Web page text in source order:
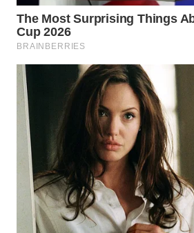
WAHANA
UMKM
WAHANA
PERSONA
WAHANA
OTOMOTIF
WAHANA
HEALTH